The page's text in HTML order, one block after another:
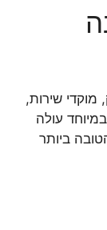
שירות,
עולה
ביותר